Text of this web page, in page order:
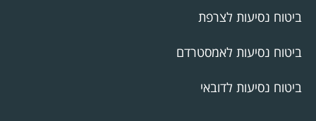
ביטוח נסיעות לצרפת
ביטוח נסיעות לאמסטרדם
ביטוח נסיעות לדובאי